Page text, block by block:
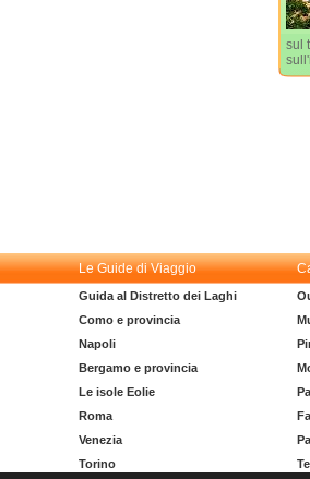
sul
Le Guide di Viaggio
Guida al Distretto dei Laghi
Como e provincia
Napoli
Bergamo e provincia
Le isole Eolie
Roma
Venezia
Torino